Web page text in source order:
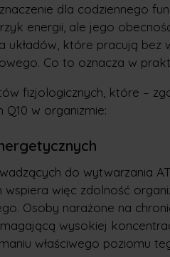
dla codziennego
energii, ale jego
układów, które pracują bez
Co to oznacza w
fizjologicznych, które –
w organizmie:
do wytwarzania
więc zdolność
Osoby narażone na
wysokiej
właściwego poziomu